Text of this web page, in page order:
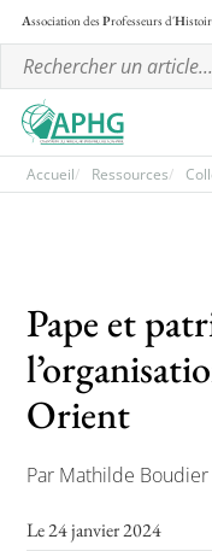
Association desProfesseurs d'H
Les
Accueil Ressources
Pape et
Orient
Par Mathilde Boudier
Le 24 janvier 2024